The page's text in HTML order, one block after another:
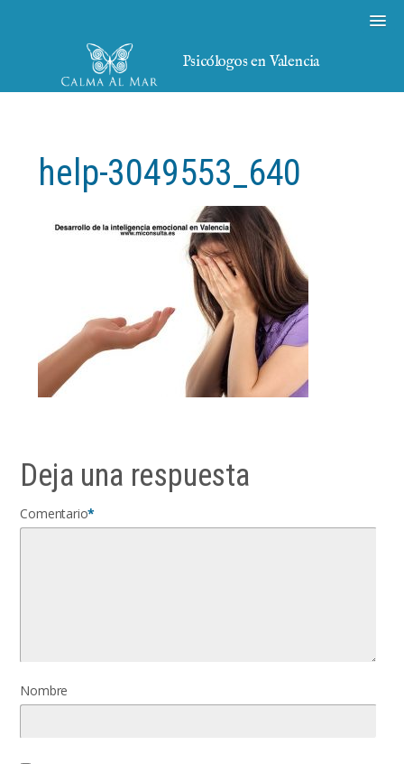
Psicólogos en Valencia
help-3049553_640
Deja una respuesta
Comentario*
Nombre